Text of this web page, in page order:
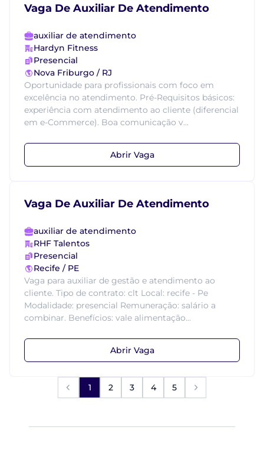
Vaga De Auxiliar De Atendimento
auxiliar de atendimento
Hardyn Fitness
Presencial
Nova Friburgo / RJ
Oportunidade para profissionais com foco em
excelência no atendimento. Pré-Requisitos básicos:
experiência com atendimento ao cliente (diferencial
em e-Commerce). Boa comunicação v...
Abrir Vaga
Vaga De Auxiliar De Atendimento
auxiliar de atendimento
RHF Talentos
Presencial
Recife / PE
Vaga para auxiliar de gestão e atendimento ao
cliente. Tipo de contrato: clt Local: recife - Pe
Modalidade: presencial Remuneração: salário a
combinar. Benefícios: vale alimentação...
Abrir Vaga
1 2 3 4 5